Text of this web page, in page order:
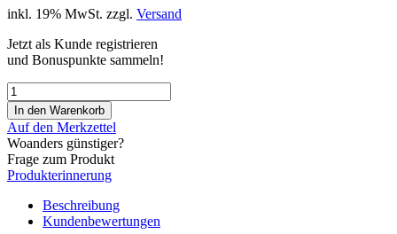
inkl. 19% MwSt. zzgl. Versand
Jetzt als Kunde registrieren
und Bonuspunkte sammeln!
Auf den Merkzettel
Woanders günstiger?
Frage zum Produkt
Produkterinnerung
Beschreibung
Kundenbewertungen